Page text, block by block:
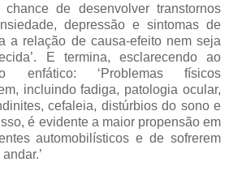
de desenvolver transtornos
depressão e sintomas de
a relação de causa-efeito nem seja
E termina, esclarecendo ao
enfático: ‘Problemas físicos
incluindo fadiga, patologia ocular,
cefaleia, distúrbios do sono e
é evidente a maior propensão em
automobilísticos e de sofrerem